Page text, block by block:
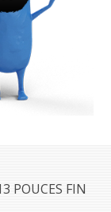
POUCES FIN